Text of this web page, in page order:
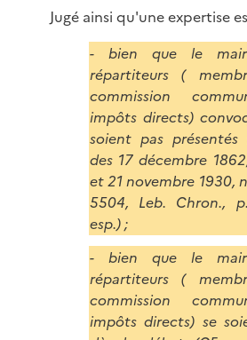
Jugé ainsi qu'une expertise
- bien que le
répartiteurs (
commission
impôts directs)
soient pas présentés
des 17 décembre
et 21 novembre 1930,
5504, Leb. Chron.,
esp.) ;
- bien que le
répartiteurs (
commission
impôts directs) se